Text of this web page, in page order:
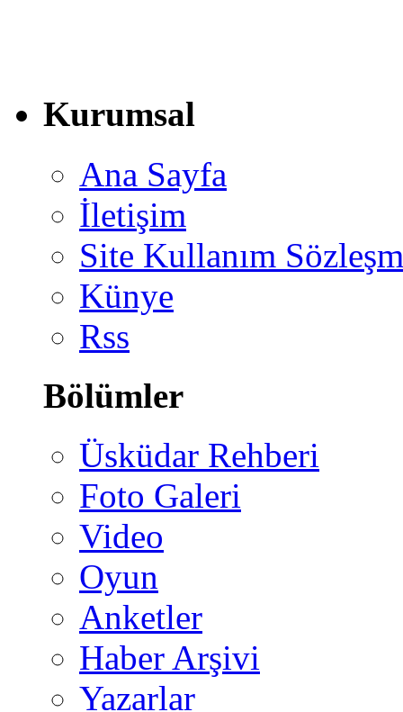
Kurumsal
Ana Sayfa
İletişim
Site Kullanım
Künye
Rss
Bölümler
Üsküdar Rehberi
Foto Galeri
Video
Oyun
Anketler
Haber Arşivi
Yazarlar